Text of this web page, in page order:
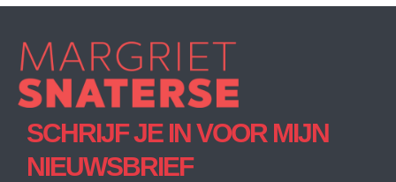
SCHRIJF JE IN VOOR MIJN
NIEUWSBRIEF